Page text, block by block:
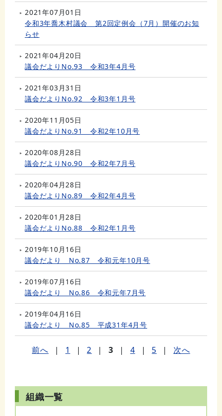
2021年07月01日
令和3年喬木村議会 第2回定例会（7月）開催のお知
らせ
2021年04月20日
議会だよりNo.93 令和3年4月号
2021年03月31日
議会だよりNo.92 令和3年1月号
2020年11月05日
議会だよりNo.91 令和2年10月号
2020年08月28日
議会だよりNo.90 令和2年7月号
2020年04月28日
議会だよりNo.89 令和2年4月号
2020年01月28日
議会だよりNo.88 令和2年1月号
2019年10月16日
議会だより No.87 令和元年10月号
2019年07月16日
議会だより No.86 令和元年7月号
2019年04月16日
議会だより No.85 平成31年4月号
前へ | 1 | 2 | 3 | 4 | 5 | 次へ
組織一覧